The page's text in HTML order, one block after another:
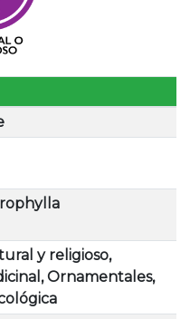
y religioso,
Ornamentales,